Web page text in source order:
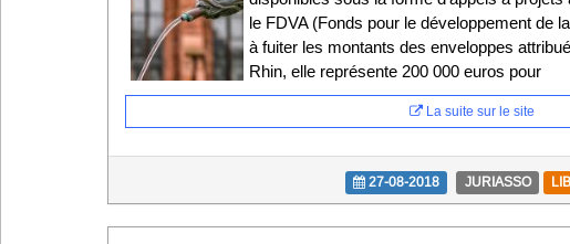
le FDVA (Fonds pour le développement de
à fuiter les montants des enveloppes
Rhin, elle représente 200 000 euros pour
La suite sur le site
27-08-2018 JURIASSO